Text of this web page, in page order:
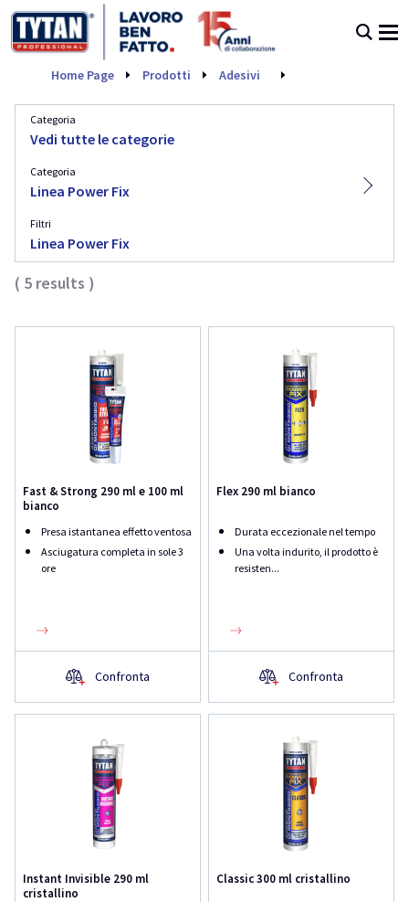
Home Page Prodotti Adesivi
Categoria
Vedi tutte le categorie
Categoria
Linea Power Fix
Filtri
Linea Power Fix
( 5 results )
Fast & Strong 290 ml e 100 ml
bianco
Presa istantanea effetto ventosa
Asciugatura completa in sole 3
ore
Confronta
Flex 290 ml bianco
Durata eccezionale nel tempo
Una volta indurito, il prodotto è
resisten...
Confronta
Instant Invisible 290 ml
cristallino
Classic 300 ml cristallino